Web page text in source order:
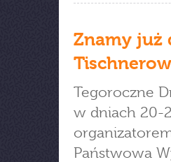
Znamy już
Tegoroczne
w dniach 20-
Państwowa